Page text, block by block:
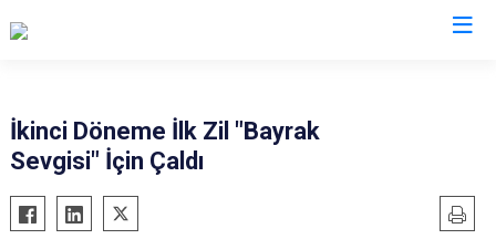
Aydıntepe
Demirözü
İkinci Döneme İlk Zil "Bayrak
Sevgisi" İçin Çaldı